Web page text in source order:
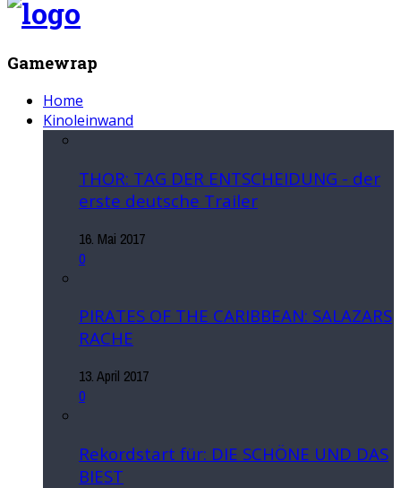
Gamewrap
Home
Kinoleinwand
THOR: TAG DER ENTSCHEIDUNG - der
erste deutsche Trailer
16. Mai 2017
0
PIRATES OF THE CARIBBEAN: SALAZARS
RACHE
13. April 2017
0
Rekordstart für: DIE SCHÖNE UND DAS
BIEST